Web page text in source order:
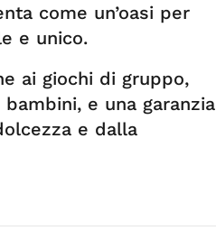
come un’oasi per
e unico.
ai giochi di gruppo,
e una garanzia
e dalla